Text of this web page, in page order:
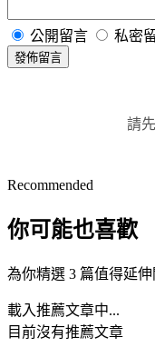
公開留言 私密
發佈留言
請先
Recommended
你可能也喜歡
為你精選 3 篇值得延
載入推薦文章中...
目前沒有推薦文章